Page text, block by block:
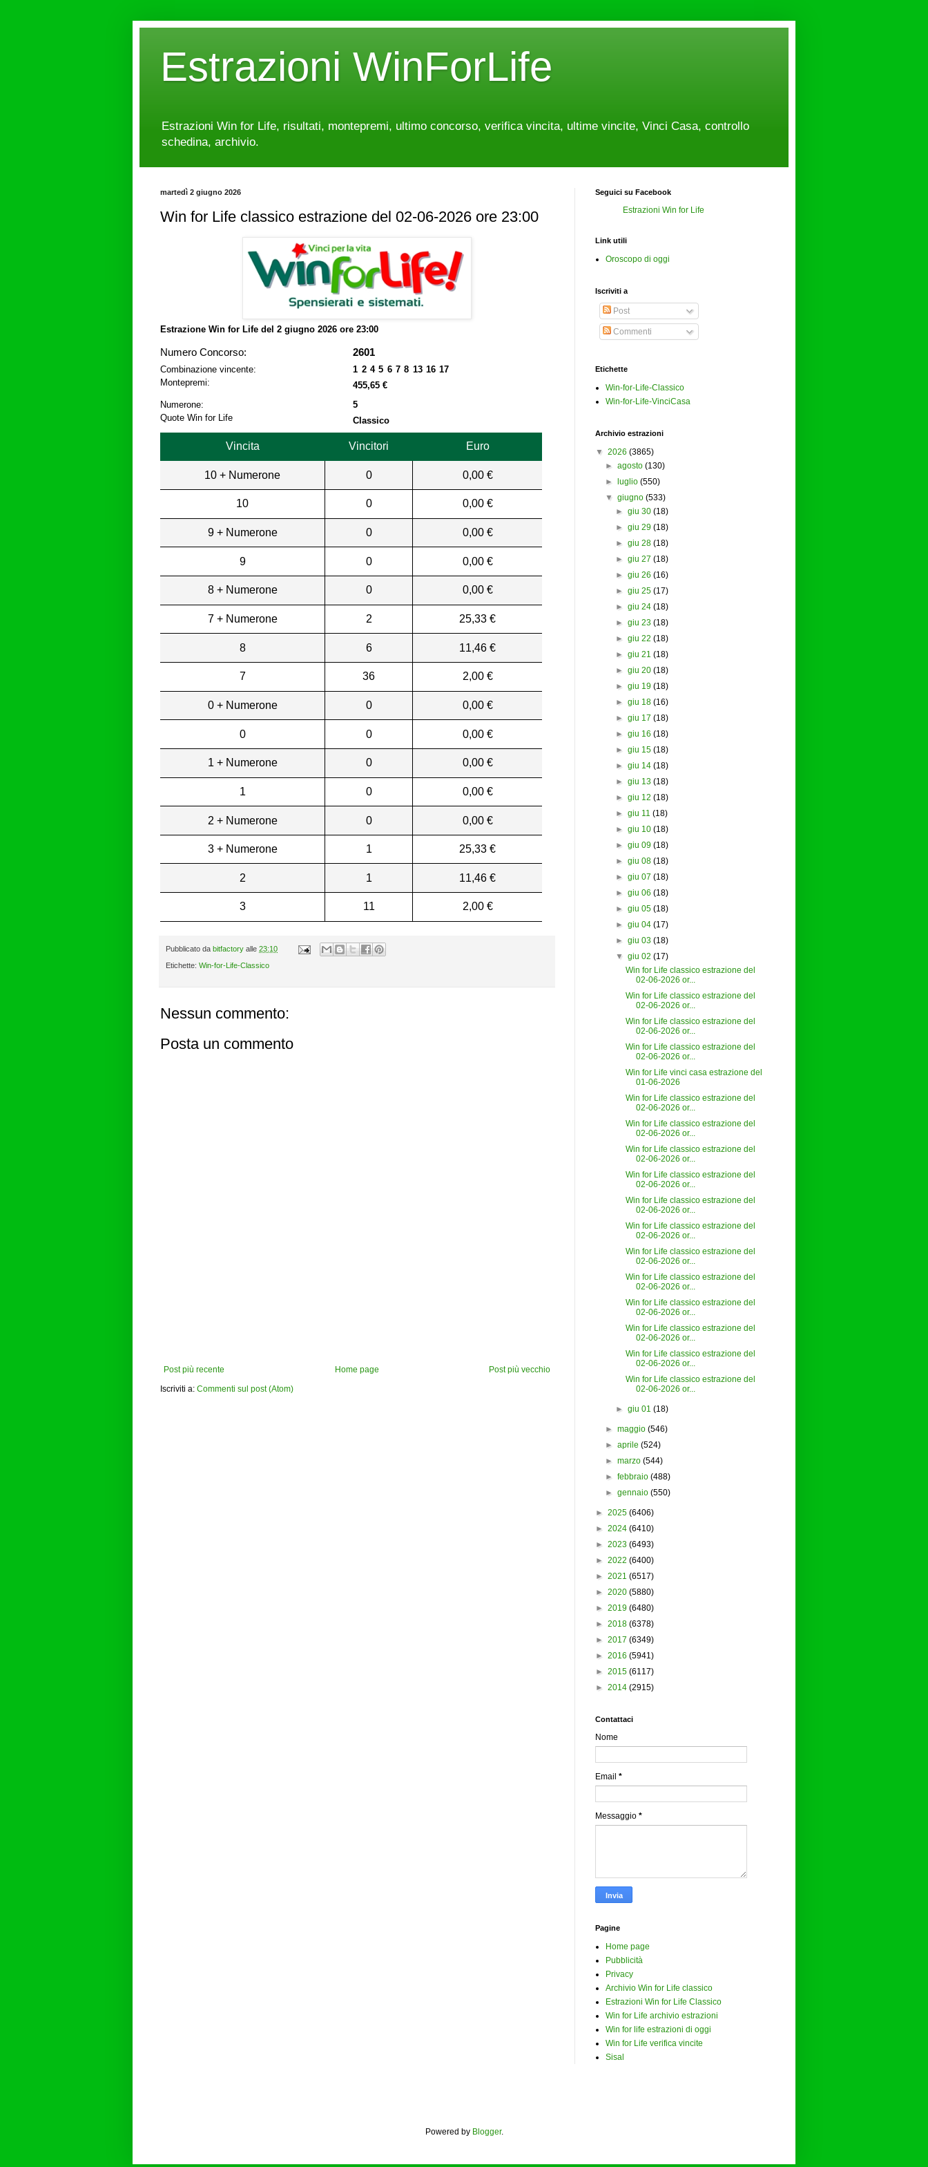
Estrazioni WinForLife
Estrazioni Win for Life, risultati, montepremi, ultimo concorso, verifica vincita, ultime vincite, Vinci Casa, controllo
schedina, archivio.
martedì 2 giugno 2026
Win for Life classico estrazione del 02-06-2026 ore 23:00
Estrazione Win for Life del 2 giugno 2026 ore 23:00
Numero Concorso: 2601
Combinazione vincente:
1 2 4 5 6 7 8 13 16 17
Montepremi:
455,65 €
Numerone:
5
Quote Win for Life
Classico
Vincita Vincitori Euro
10 + Numerone 0 0,00 €
10 0 0,00 €
9 + Numerone 0 0,00 €
9 0 0,00 €
8 + Numerone 0 0,00 €
7 + Numerone 2 25,33 €
8 6 11,46 €
7 36 2,00 €
0 + Numerone 0 0,00 €
0 0 0,00 €
1 + Numerone 0 0,00 €
1 0 0,00 €
2 + Numerone 0 0,00 €
3 + Numerone 1 25,33 €
2 1 11,46 €
3 11 2,00 €
Pubblicato da bitfactory alle 23:10
Etichette: Win-for-Life-Classico
Nessun commento:
Posta un commento
Post più recente Post più vecchio
Home page
Iscriviti a: Commenti sul post (Atom)
Seguici su Facebook
Estrazioni Win for Life
Link utili
Oroscopo di oggi
Iscriviti a
Post
Commenti
Etichette
Win-for-Life-Classico
Win-for-Life-VinciCasa
Archivio estrazioni
▼ 2026 (3865)
►agosto (130)
►
luglio (550)
▼ giugno (533)
► giu 30 (18)
► giu 29 (18)
► giu 28 (18)
► giu 27 (18)
► giu 26 (16)
► giu 25 (17)
► giu 24 (18)
► giu 23 (18)
► giu 22 (18)
► giu 21 (18)
► giu 20 (18)
► giu 19 (18)
► giu 18 (16)
► giu 17 (18)
► giu 16 (18)
► giu 15 (18)
► giu 14 (18)
► giu 13 (18)
► giu 12 (18)
► giu 11 (18)
► giu 10 (18)
► giu 09 (18)
► giu 08 (18)
► giu 07 (18)
► giu 06 (18)
► giu 05 (18)
► giu 04 (17)
► giu 03 (18)
▼ giu 02 (17)
Win for Life classico estrazione del
02-06-2026 or...
Win for Life classico estrazione del
02-06-2026 or...
Win for Life classico estrazione del
02-06-2026 or...
Win for Life classico estrazione del
02-06-2026 or...
Win for Life vinci casa estrazione del
01-06-2026
Win for Life classico estrazione del
02-06-2026 or...
Win for Life classico estrazione del
02-06-2026 or...
Win for Life classico estrazione del
02-06-2026 or...
Win for Life classico estrazione del
02-06-2026 or...
Win for Life classico estrazione del
02-06-2026 or...
Win for Life classico estrazione del
02-06-2026 or...
Win for Life classico estrazione del
02-06-2026 or...
Win for Life classico estrazione del
02-06-2026 or...
Win for Life classico estrazione del
02-06-2026 or...
Win for Life classico estrazione del
02-06-2026 or...
Win for Life classico estrazione del
02-06-2026 or...
Win for Life classico estrazione del
02-06-2026 or...
► giu 01 (18)
►maggio (546)
►aprile (524)
►marzo (544)
►febbraio (488)
►gennaio (550)
► 2025 (6406)
► 2024 (6410)
► 2023 (6493)
► 2022 (6400)
► 2021 (6517)
► 2020 (5880)
► 2019 (6480)
► 2018 (6378)
► 2017 (6349)
► 2016 (5941)
► 2015 (6117)
► 2014 (2915)
Contattaci
Nome
Email *
Messaggio *
Pagine
Home page
Pubblicità
Privacy
Archivio Win for Life classico
Estrazioni Win for Life Classico
Win for Life archivio estrazioni
Win for life estrazioni di oggi
Win for Life verifica vincite
Sisal
Powered by Blogger.